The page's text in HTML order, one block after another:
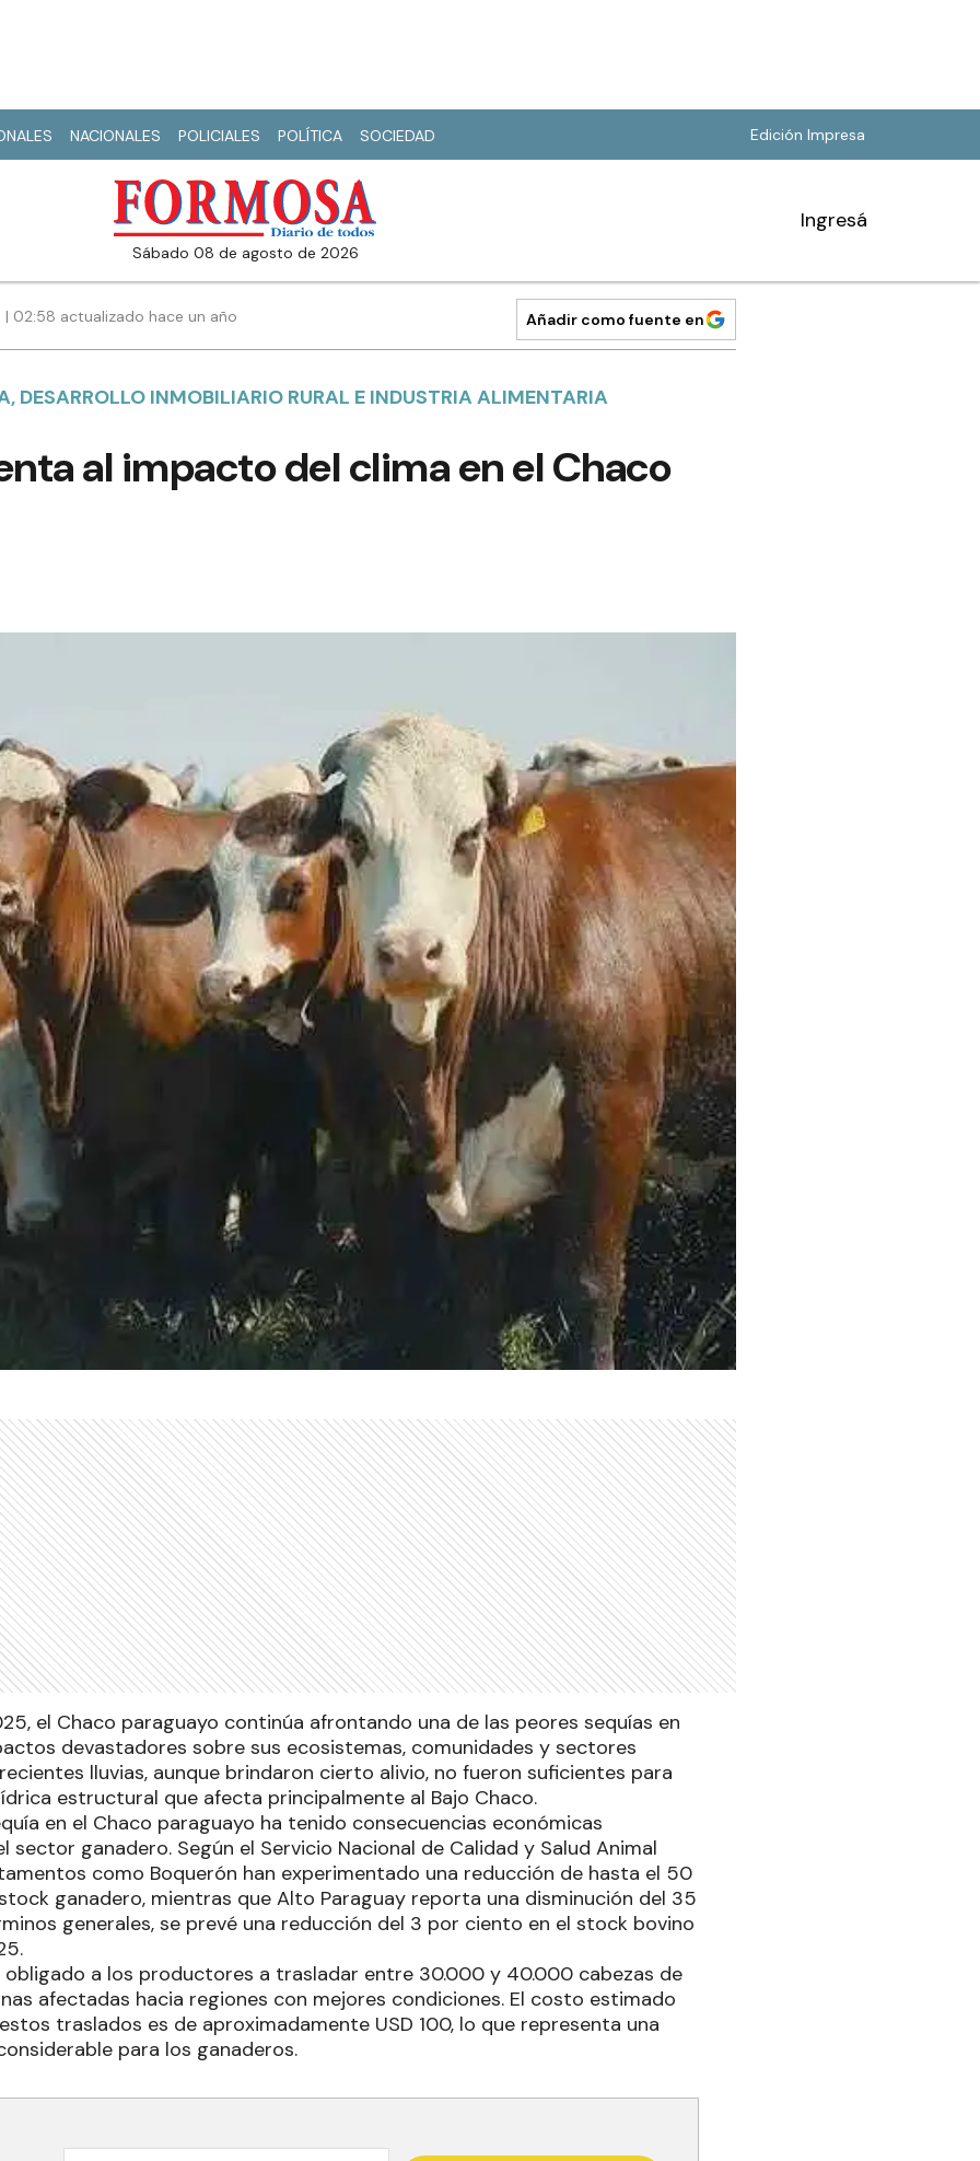
NACIONALES POLICIALES POLÍTICA SOCIEDAD Edición Impresa
sábado 08 de agosto de 2026
Ingresá
02:58 actualizado hace un año Añadir como fuente en
DESARROLLO INMOBILIARIO RURAL E INDUSTRIA ALIMENTARIA
al impacto del clima en el Chaco
el Chaco paraguayo continúa afrontando una de las peores sequías en
devastadores sobre sus ecosistemas, comunidades y sectores
lluvias, aunque brindaron cierto alivio, no fueron suficientes para
estructural que afecta principalmente al Bajo Chaco.
en el Chaco paraguayo ha tenido consecuencias económicas
sector ganadero. Según el Servicio Nacional de Calidad y Salud Animal
como Boquerón han experimentado una reducción de hasta el 50
ganadero, mientras que Alto Paraguay reporta una disminución del 35
generales, se prevé una reducción del 3 por ciento en el stock bovino
obligado a los productores a trasladar entre 30.000 y 40.000 cabezas de
afectadas hacia regiones con mejores condiciones. El costo estimado
traslados es de aproximadamente USD 100, lo que representa una
para los ganaderos.